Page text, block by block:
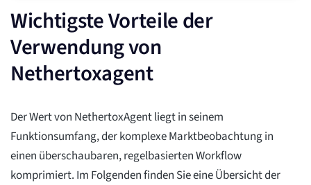
Wichtigste Vorteile der
Verwendung von
Nethertoxagent
Der Wert von NethertoxAgent liegt in seinem
Funktionsumfang, der komplexe Marktbeobachtung in
einen überschaubaren, regelbasierten Workflow
komprimiert. Im Folgenden finden Sie eine Übersicht der